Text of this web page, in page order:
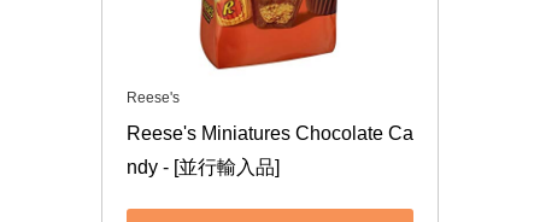
Reese's
Reese's Miniatures Chocolate Ca
ndy - [並行輸入品]